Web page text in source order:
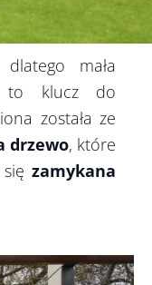
mała
to klucz do
została ze
drzewo, które
zamykana